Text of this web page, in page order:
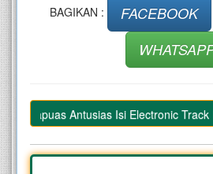
BAGIKAN : FACEBOOK
Kapuas Antusias Isi Electronic Track